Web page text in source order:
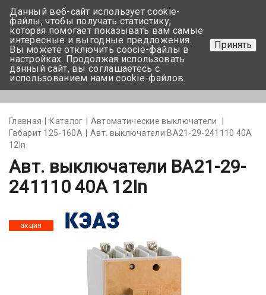
+375 17-350-99-56
+375 44-752-82-08
Задать вопрос
Главная Каталог
Автоматические выключатели
Габарит 125-160А
Авт. выключатели ВА21-29-241110 40А
12In
Авт. выключатели ВА21-29-
241110 40А 12In
акция
Данный веб-сайт использует cookie-
файлы, чтобы получать статистику,
которая помогает показывать вам самые
интересные и выгодные предложения.
Вы можете отключить coocie-файлы в
настройках. Продолжая использовать
данный сайт, вы соглашаетесь с
использованием нами cookie-файлов.
Принять